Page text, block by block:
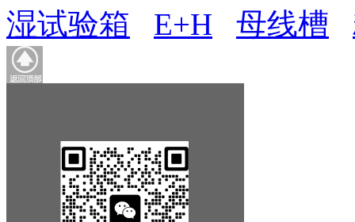
湿试验箱
E+H 母线槽